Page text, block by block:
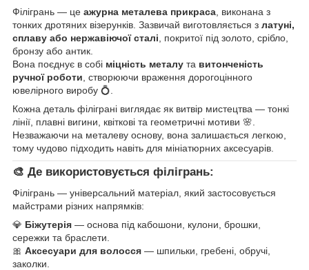
Філігрань — це ажурна металева прикраса , виконана з
тонких дротяних візерунків. Зазвичай виготовляється з латуні,
сплаву або нержавіючої сталі , покритої під золото, срібло,
бронзу або антик.
Вона поєднує в собі міцність металу та витонченість
ручної роботи , створюючи враження дорогоцінного
ювелірного виробу 💍.
Кожна деталь філіграні виглядає як витвір мистецтва — тонкі
лінії, плавні вигини, квіткові та геометричні мотиви 🌸.
Незважаючи на металеву основу, вона залишається легкою,
тому чудово підходить навіть для мініатюрних аксесуарів.
🎨 Де використовується філігрань:
Філігрань — універсальний матеріал, який застосовується
майстрами різних напрямків:
💎 Біжутерія — основа під кабошони, кулони, брошки,
сережки та браслети.
🎀 Аксесуари для волосся — шпильки, гребені, обручі,
заколки.